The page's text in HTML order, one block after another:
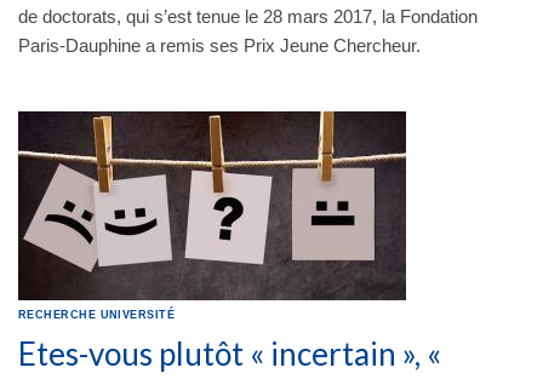
de doctorats, qui s’est tenue le 28 mars 2017, la Fondation
Paris-Dauphine a remis ses Prix Jeune Chercheur.
RECHERCHE UNIVERSITÉ
Etes-vous plutôt « incertain », «